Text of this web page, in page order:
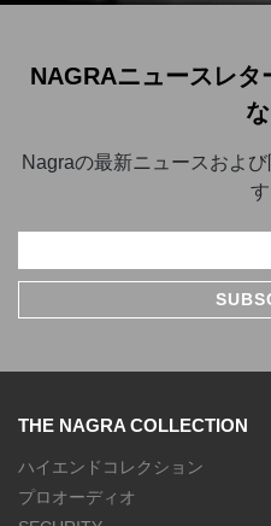
NAGRAニュースレタ
Nagraの最新ニュースおよ
す
THE NAGRA COLLECTION
ハイエンドコレクション
プロオーディオ